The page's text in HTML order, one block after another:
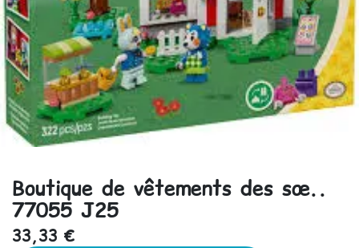
Boutique de vêtements des sœ..
77055 J25
33,33 €